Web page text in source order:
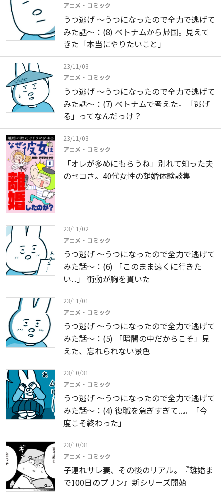
アニメ・コミック
うつ逃げ ～うつになったので全力で逃げて
みた話～：(8) ベトナムから帰国。見えて
きた「本当にやりたいこと」
23/11/03
アニメ・コミック
うつ逃げ ～うつになったので全力で逃げて
みた話～：(7) ベトナムで考えた。「逃げ
る」ってなんだっけ？
23/11/03
アニメ・コミック
「オレが多めにもらうね」別れて知った夫
のセコさ。40代女性の離婚体験談集
23/11/02
アニメ・コミック
うつ逃げ ～うつになったので全力で逃げて
みた話～：(6) 「このまま遠くに行きた
い...」 衝動が胸を貫いた
23/11/01
アニメ・コミック
うつ逃げ ～うつになったので全力で逃げて
みた話～：(5) 「暗闇の中だからこそ」見
えた、忘れられない景色
23/10/31
アニメ・コミック
うつ逃げ ～うつになったので全力で逃げて
みた話～：(4) 復職を急ぎすぎて...。「今
度こそ終わった」
23/10/31
アニメ・コミック
子連れサレ妻、その後のリアル。『離婚ま
で100日のプリン』新シリーズ開始